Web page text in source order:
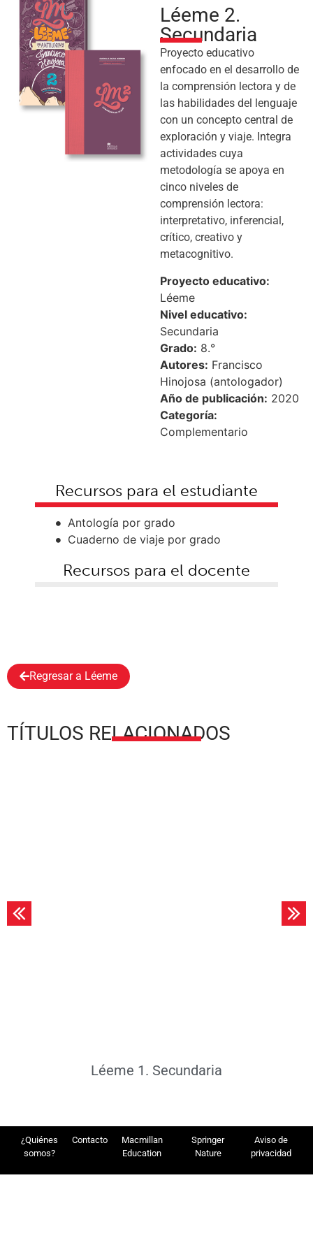
Léeme 2.
Secundaria
Proyecto educativo
enfocado en el desarrollo de
la comprensión lectora y de
las habilidades del lenguaje
con un concepto central de
exploración y viaje. Integra
actividades cuya
metodología se apoya en
cinco niveles de
comprensión lectora:
interpretativo, inferencial,
crítico, creativo y
metacognitivo.
Proyecto educativo:
Léeme
Nivel educativo:
Secundaria
Grado: 8.°
Autores: Francisco
Hinojosa (antologador)
Año de publicación: 2020
Categoría:
Complementario
Recursos para el estudiante
Recursos para el docente
Antología por grado
Cuaderno de viaje por grado
Regresar a Léeme
TÍTULOS RELACIONADOS
Léeme 1. Secundaria
¿Quiénes
somos?
Contacto
Macmillan
Education
Springer
Nature
Aviso de
privacidad